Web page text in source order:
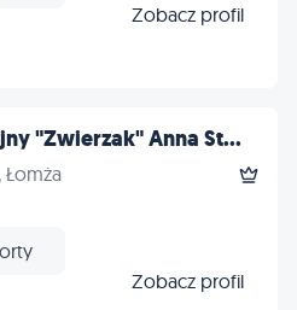
Zobacz profil
"Zwierzak" Anna St...
Łomża
Zobacz profil